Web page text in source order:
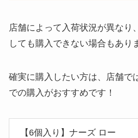
店舗によって入荷状況が異なり
しても購入できない場合もあり
確実に購入したい方は、店舗で
での購入がおすすめです！
【6個入り】ナーズ ロー